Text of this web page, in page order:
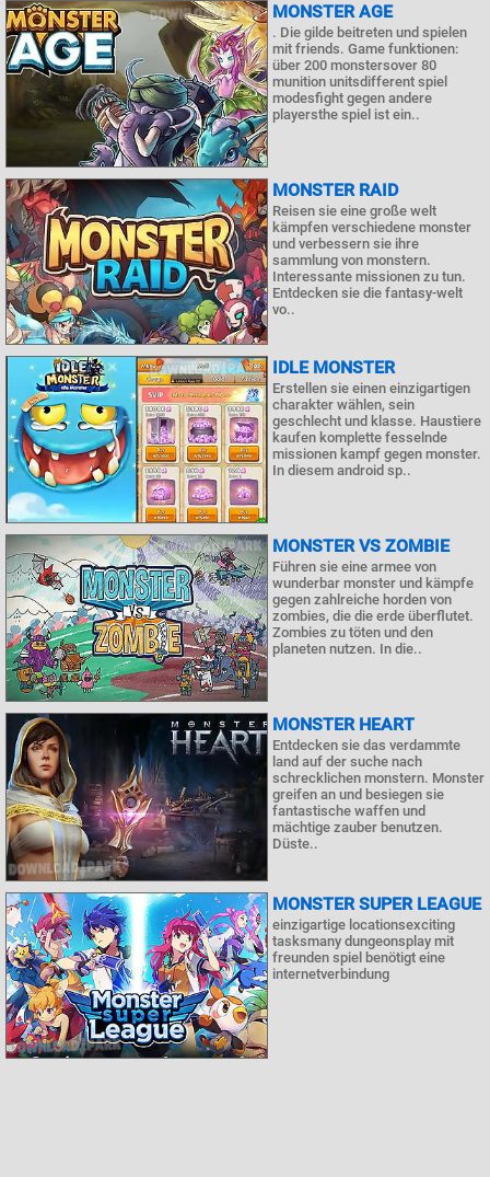
MONSTER AGE
. Die gilde beitreten und spielen
mit friends. Game funktionen:
über 200 monstersover 80
munition unitsdifferent spiel
modesfight gegen andere
playersthe spiel ist ein..
MONSTER RAID
Reisen sie eine große welt
kämpfen verschiedene monster
und verbessern sie ihre
sammlung von monstern.
Interessante missionen zu tun.
Entdecken sie die fantasy-welt
vo..
IDLE MONSTER
Erstellen sie einen einzigartigen
charakter wählen, sein
geschlecht und klasse. Haustiere
kaufen komplette fesselnde
missionen kampf gegen monster.
In diesem android sp..
MONSTER VS ZOMBIE
Führen sie eine armee von
wunderbar monster und kämpfe
gegen zahlreiche horden von
zombies, die die erde überflutet.
Zombies zu töten und den
planeten nutzen. In die..
MONSTER HEART
Entdecken sie das verdammte
land auf der suche nach
schrecklichen monstern. Monster
greifen an und besiegen sie
fantastische waffen und
mächtige zauber benutzen.
Düste..
MONSTER SUPER LEAGUE
einzigartige locationsexciting
tasksmany dungeonsplay mit
freunden spiel benötigt eine
internetverbindung